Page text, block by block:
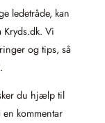
ledetråde, kan
Vi
og tips, så
du hjælp til
kommentar